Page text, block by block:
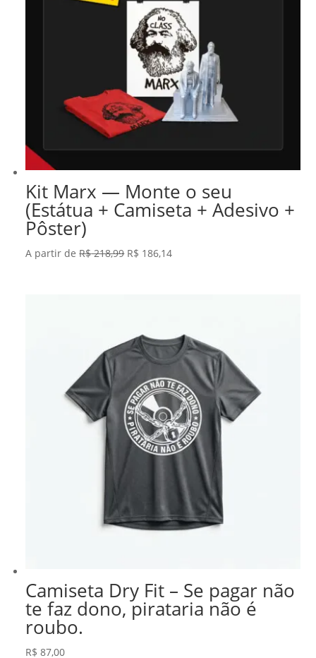
Kit Marx — Monte o seu
(Estátua + Camiseta + Adesivo +
Pôster)
A partir deR$218,99 O
R$ 186,14O
Camiseta Dry Fit – Se pagar não
te faz dono, pirataria não é
roubo.
R$ 87,00